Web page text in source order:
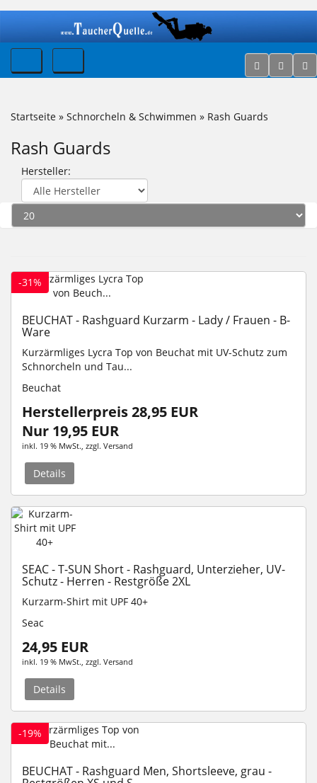
Startseite » Schnorcheln & Schwimmen » Rash Guards
Rash Guards
Hersteller:
-31%
BEUCHAT - Rashguard Kurzarm - Lady / Frauen - B-
Ware
Kurzärmliges Lycra Top von Beuchat mit UV-Schutz zum
Schnorcheln und Tau...
Beuchat
Herstellerpreis 28,95 EUR
Nur 19,95 EUR
inkl. 19 % MwSt. , zzgl. Versand
Details
SEAC - T-SUN Short - Rashguard, Unterzieher, UV-
Schutz - Herren - Restgröße 2XL
Kurzarm-Shirt mit UPF 40+
Seac
24,95 EUR
inkl. 19 % MwSt. , zzgl. Versand
Details
-19%
BEUCHAT - Rashguard Men, Shortsleeve, grau -